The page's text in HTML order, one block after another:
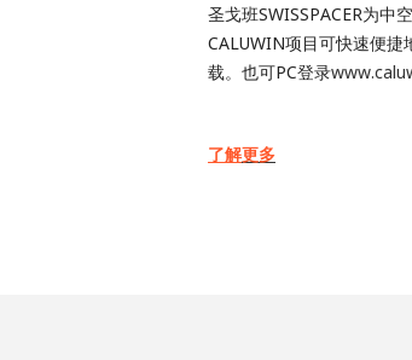
圣戈班SWISSPACER为中
CALUWIN项目可快速便
载。也可PC登录
了解更多